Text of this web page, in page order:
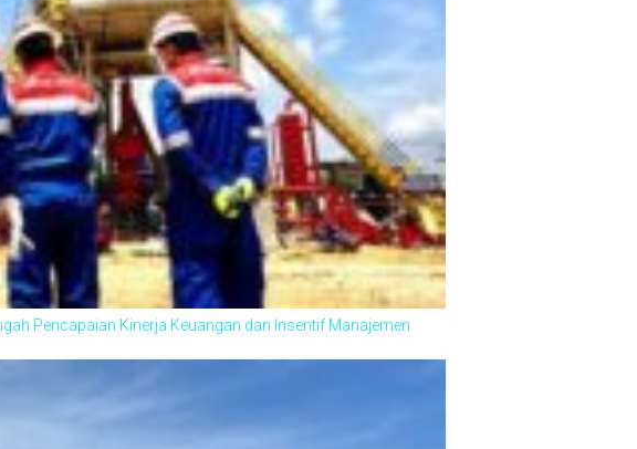
Pencapaian Kinerja Keuangan dan Insentif Manajemen